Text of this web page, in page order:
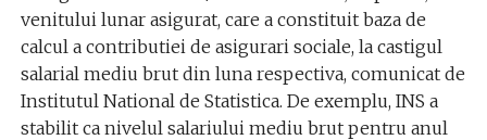
venitului lunar asigurat, care a constituit baza de
calcul a contributiei de asigurari sociale, la castigul
salarial mediu brut din luna respectiva, comunicat de
Institutul National de Statistica. De exemplu, INS a
stabilit ca nivelul salariului mediu brut pentru anul